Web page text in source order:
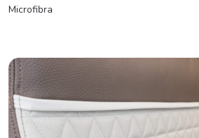
Microfibra